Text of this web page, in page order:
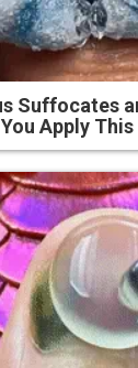
Suffocates
Apply